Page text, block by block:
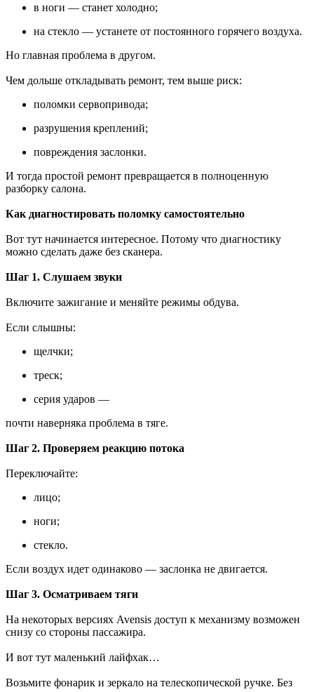
в ноги — станет холодно;
на стекло — устанете от постоянного горячего воздуха.
Но главная проблема в другом.
Чем дольше откладывать ремонт, тем выше риск:
поломки сервопривода;
разрушения креплений;
повреждения заслонки.
И тогда простой ремонт превращается в полноценную
разборку салона.
Как диагностировать поломку самостоятельно
Вот тут начинается интересное. Потому что диагностику
можно сделать даже без сканера.
Шаг 1. Слушаем звуки
Включите зажигание и меняйте режимы обдува.
Если слышны:
щелчки;
треск;
серия ударов —
почти наверняка проблема в тяге.
Шаг 2. Проверяем реакцию потока
Переключайте:
лицо;
ноги;
стекло.
Если воздух идет одинаково — заслонка не двигается.
Шаг 3. Осматриваем тяги
На некоторых версиях Avensis доступ к механизму возможен
снизу со стороны пассажира.
И вот тут маленький лайфхак…
Возьмите фонарик и зеркало на телескопической ручке. Без